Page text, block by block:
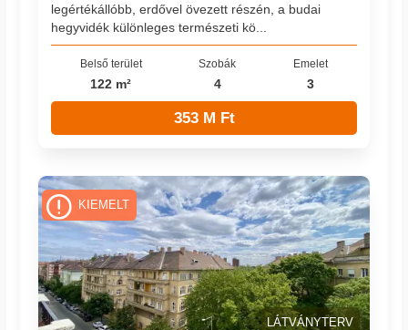
legértékállóbb, erdővel övezett részén, a budai
hegyvidék különleges természeti kö...
Belső terület
122 m²
Szobák
4
Emelet
3
353 M Ft
LÁTVÁNYTERV
KIEMELT